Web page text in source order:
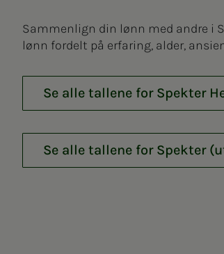
Sammenlign din lønn med andre i
lønn fordelt på erfaring, alder,
Se alle tallene for Spekter
Se alle tallene for Spekter